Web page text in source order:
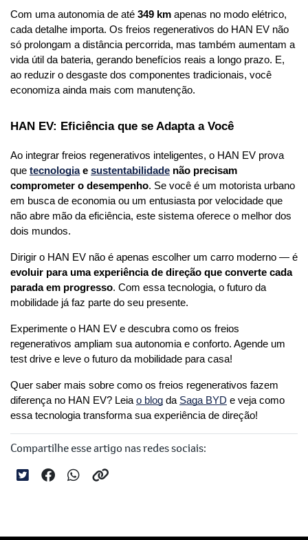
Com uma autonomia de até 349 km apenas no modo elétrico,
cada detalhe importa. Os freios regenerativos do HAN EV não
só prolongam a distância percorrida, mas também aumentam a
vida útil da bateria, gerando benefícios reais a longo prazo. E,
ao reduzir o desgaste dos componentes tradicionais, você
economiza ainda mais com manutenção.
HAN EV: Eficiência que se Adapta a Você
Ao integrar freios regenerativos inteligentes, o HAN EV prova
que tecnologia e sustentabilidade não precisam
comprometer o desempenho. Se você é um motorista urbano
em busca de economia ou um entusiasta por velocidade que
não abre mão da eficiência, este sistema oferece o melhor dos
dois mundos.
evoluir para uma experiência de direção que converte cada
parada em progresso. Com essa tecnologia, o futuro da
mobilidade já faz parte do seu presente.
Experimente o HAN EV e descubra como os freios
regenerativos ampliam sua autonomia e conforto. Agende um
test drive e leve o futuro da mobilidade para casa!
Quer saber mais sobre como os freios regenerativos fazem
diferença no HAN EV? Leia o blog da Saga BYD e veja como
essa tecnologia transforma sua experiência de direção!
Compartilhe esse artigo nas redes sociais: